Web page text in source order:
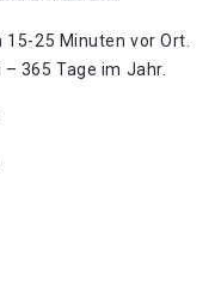
25 Minuten vor Ort.
365 Tage im Jahr.